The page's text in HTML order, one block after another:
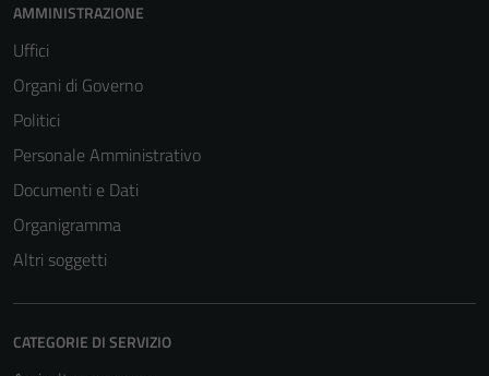
AMMINISTRAZIONE
Uffici
Organi di Governo
Politici
Personale Amministrativo
Documenti e Dati
Organigramma
Altri soggetti
CATEGORIE DI SERVIZIO